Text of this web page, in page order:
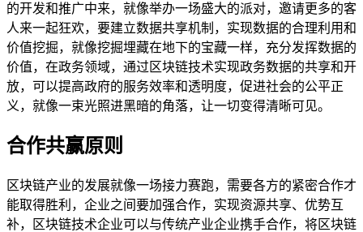
的开发和推广中来，就像举办一场盛大的派对，邀请更多的客
人来一起狂欢，要建立数据共享机制，实现数据的合理利用和
价值挖掘，就像挖掘埋藏在地下的宝藏一样，充分发挥数据的
价值，在政务领域，通过区块链技术实现政务数据的共享和开
放，可以提高政府的服务效率和透明度，促进社会的公平正
义，就像一束光照进黑暗的角落，让一切变得清晰可见。
合作共赢原则
区块链产业的发展就像一场接力赛跑，需要各方的紧密合作才
能取得胜利，企业之间要加强合作，实现资源共享、优势互
补，区块链技术企业可以与传统产业企业携手合作，将区块链